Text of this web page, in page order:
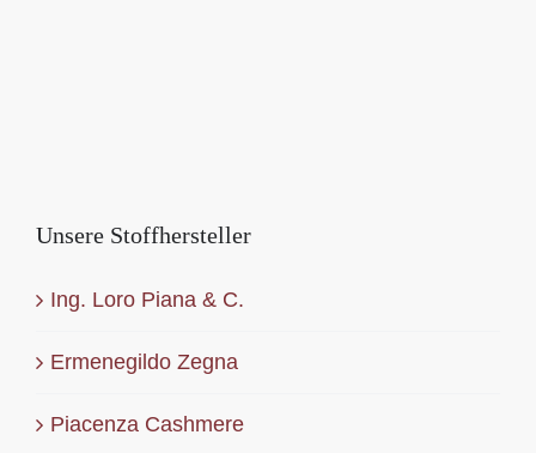
Unsere Stoffhersteller
Ing. Loro Piana & C.
Ermenegildo Zegna
Piacenza Cashmere